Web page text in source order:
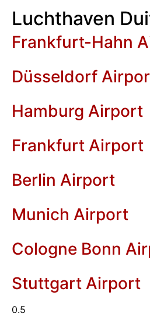
Luchthaven
Frankfurt-Hahn
Düsseldorf
Hamburg Airport
Frankfurt Airport
Berlin Airport
Munich Airport
Cologne Bonn
Stuttgart Airport